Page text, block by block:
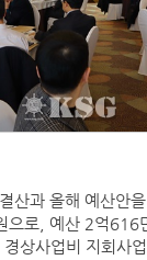
산과 올해 예산안
으로, 예산 2억616
상사업비 지회사